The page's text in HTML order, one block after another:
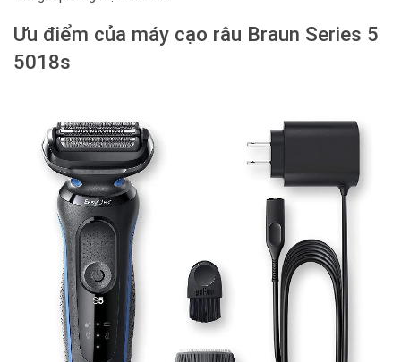
Ưu điểm của máy cạo râu Braun Series 5
5018s